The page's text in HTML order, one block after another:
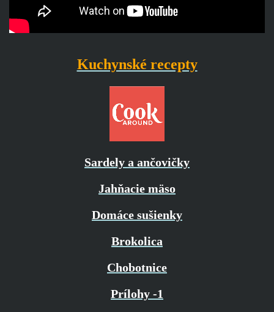
Kuchynské recepty
Sardely a ančovičky
Jahňacie mäso
Domáce sušienky
Brokolica
Chobotnice
Prílohy -1